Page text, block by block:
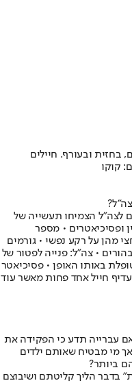
בחזית ובעורף. חיילים
קוקו
לצה"ל הצמיחו תעשייה של
ופסיכיאטרים • מספר
בתוך שנה - חצי מהן על רקע נפשי • גורמים
• צה"ל: פנייה לפטור של
באותו האופן • פסיכיאטר
חייל אחד פחות מאשר עוד
שכל אם עברייה תדע כי הפקידה את
אך מי מבטיח שאותם ילדים
ביותר?
בדבר הליך קליטתם ושיבוצם